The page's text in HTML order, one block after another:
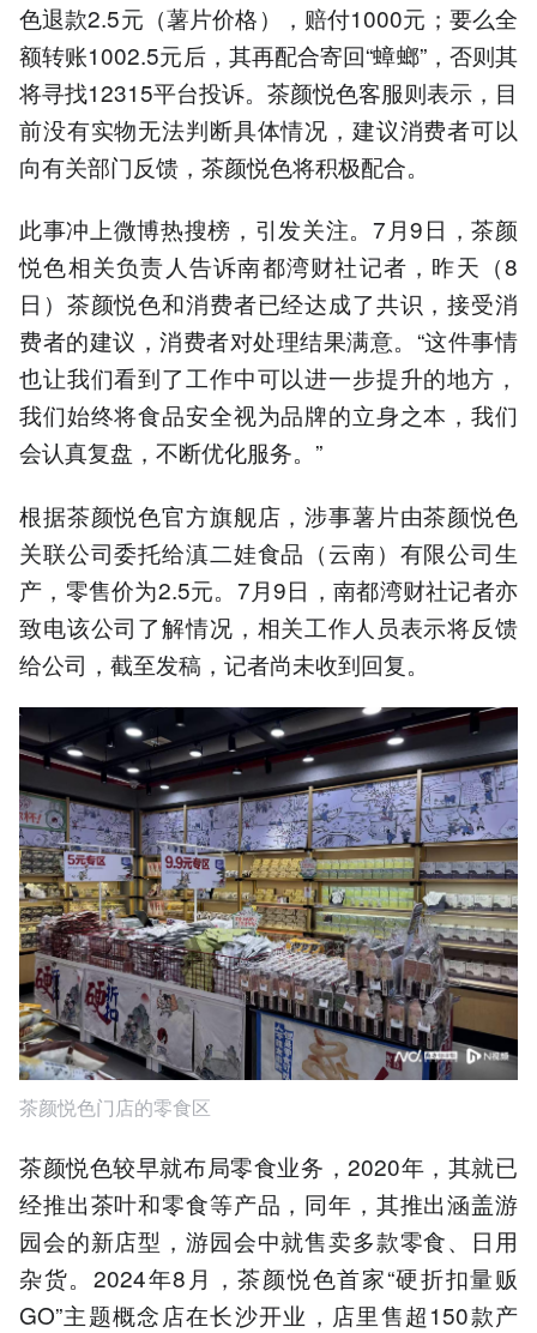
色退款2.5元（薯片价格），赔付1000元；要么全
额转账1002.5元后，其再配合寄回“蟑螂”，否则其
将寻找12315平台投诉。茶颜悦色客服则表示，目
前没有实物无法判断具体情况，建议消费者可以
向有关部门反馈，茶颜悦色将积极配合。
此事冲上微博热搜榜，引发关注。7月9日，茶颜
悦色相关负责人告诉南都湾财社记者，昨天（8
日）茶颜悦色和消费者已经达成了共识，接受消
费者的建议，消费者对处理结果满意。“这件事情
也让我们看到了工作中可以进一步提升的地方，
我们始终将食品安全视为品牌的立身之本，我们
会认真复盘，不断优化服务。”
根据茶颜悦色官方旗舰店，涉事薯片由茶颜悦色
关联公司委托给滇二娃食品（云南）有限公司生
产，零售价为2.5元。7月9日，南都湾财社记者亦
致电该公司了解情况，相关工作人员表示将反馈
给公司，截至发稿，记者尚未收到回复。
茶颜悦色门店的零食区
茶颜悦色较早就布局零食业务，2020年，其就已
经推出茶叶和零食等产品，同年，其推出涵盖游
园会的新店型，游园会中就售卖多款零食、日用
杂货。2024年8月，茶颜悦色首家“硬折扣量贩
GO”主题概念店在长沙开业，店里售超150款产